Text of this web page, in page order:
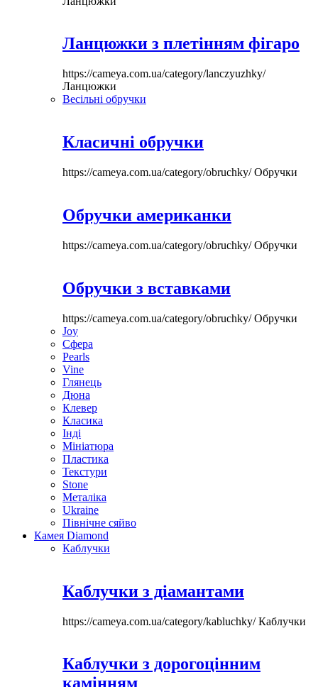
Ланцюжки з плетінням фігаро
https://cameya.com.ua/category/lanczyuzhky/
Ланцюжки
Весільні обручки
Класичні обручки
https://cameya.com.ua/category/obruchky/Обручки
Обручки американки
https://cameya.com.ua/category/obruchky/Обручки
Обручки з вставками
https://cameya.com.ua/category/obruchky/Обручки
Joy
Сфера
Pearls
Vine
Глянець
Дюна
Клевер
Класика
Інді
Мініатюра
Пластика
Текстури
Stone
Металіка
Ukraine
Північне сяйво
Камея Diamond
Каблучки
Каблучки з діамантами
https://cameya.com.ua/category/kabluchky/Каблучки
Каблучки з дорогоцінним
камінням